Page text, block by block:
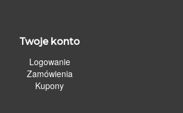
Twoje konto
Logowanie
Zamówienia
Kupony